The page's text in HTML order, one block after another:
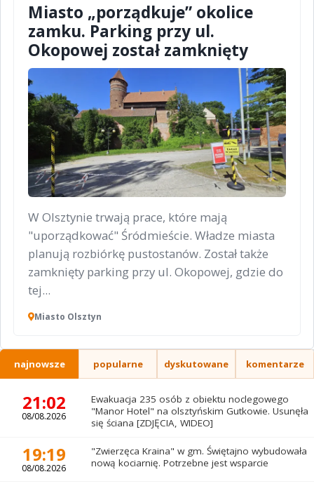
Miasto „porządkuje” okolice
zamku. Parking przy ul.
Okopowej został zamknięty
W Olsztynie trwają prace, które mają
"uporządkować" Śródmieście. Władze miasta
planują rozbiórkę pustostanów. Został także
zamknięty parking przy ul. Okopowej, gdzie do
tej...
Miasto Olsztyn
najnowsze popularne dyskutowane komentarze
21:02
08/08.2026
Ewakuacja 235 osób z obiektu noclegowego
"Manor Hotel" na olsztyńskim Gutkowie. Usunęła
się ściana [ZDJĘCIA, WIDEO]
19:19
08/08.2026
"Zwierzęca Kraina" w gm. Świętajno wybudowała
nową kociarnię. Potrzebne jest wsparcie